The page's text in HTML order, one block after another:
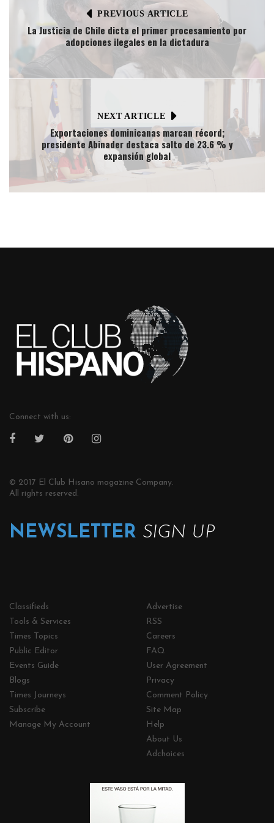
PREVIOUS ARTICLE
La Justicia de Chile dicta el primer procesamiento por
adopciones ilegales en la dictadura​
NEXT ARTICLE
Exportaciones dominicanas marcan récord;
presidente Abinader destaca salto de 23.6 % y
expansión global​
Connect with us:
© 2017 El Club Hisano magazine Company.
All rights reserved.
NEWSLETTER SIGN UP
Classifieds
Tools & Services
Times Topics
Public Editor
Events Guide
Blogs
Times Journeys
Subscribe
Manage My Account
Advertise
RSS
Careers
FAQ
User Agreement
Privacy
Comment Policy
Site Map
Help
About Us
Adchoices